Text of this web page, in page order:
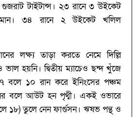
টাইটান্স। ২৩ রানে ৩ উইকেট
৩৪ রানে ২ উইকেট খলিল
লক্ষ্য তাড়া করতে নেমে দিল্লি
ভাল হয়নি। দ্বিতীয় ম্যাচেও ছন্দ খুঁজে
বলে ১০ রান করে ইনিংসের পঞ্চম
বলে আউট হন পৃথ্বী। একই ওভারে
১৮)‌ তুলে নেন ফার্গুসন। ঋষভ পন্থ ও